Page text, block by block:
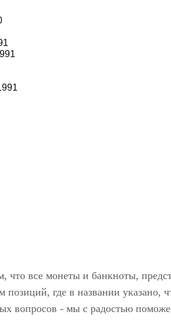
что все монеты и банкноты,
где в названии указано,
вопросов - мы с радостью